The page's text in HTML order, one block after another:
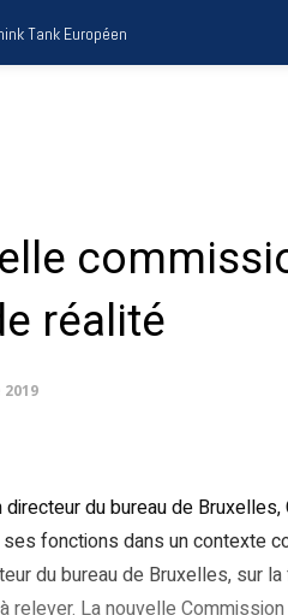
Tank Européen
réalité
directeur du bureau de
fonctions dans un contexte
du bureau de Bruxelles, sur
La nouvelle